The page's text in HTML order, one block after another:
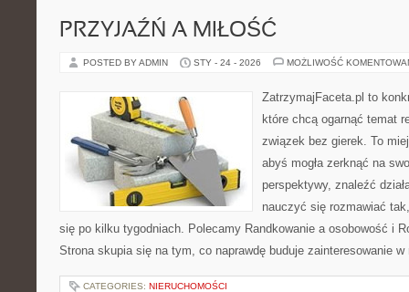
PRZYJAŹŃ A MIŁOŚĆ
POSTED BY ADMIN STY - 24 - 2026 MOŻLIWOŚĆ
ZatrzymajFaceta.pl to
które chcą ogarnąć temat
związek bez gierek. To
abyś mogła zerknąć na
perspektywy, znaleźć
nauczyć się rozmawiać
się po kilku tygodniach. Polecamy Randkowanie a osobowość i
Strona skupia się na tym, co naprawdę buduje zainteresowanie
CATEGORIES: NIERUCHOMOŚCI